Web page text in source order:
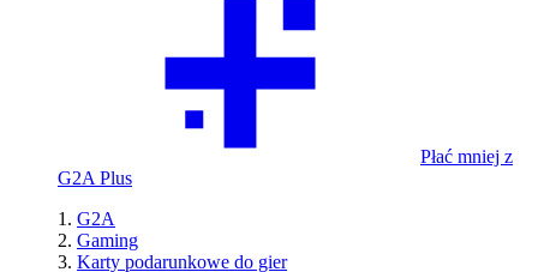
Płać mniej z
G2A Plus
G2A
Gaming
Karty podarunkowe do gier